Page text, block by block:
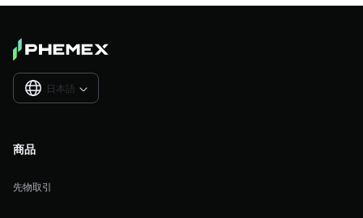
日本語 
商品
先物取引